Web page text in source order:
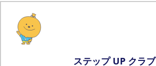
ステップ UP クラブ